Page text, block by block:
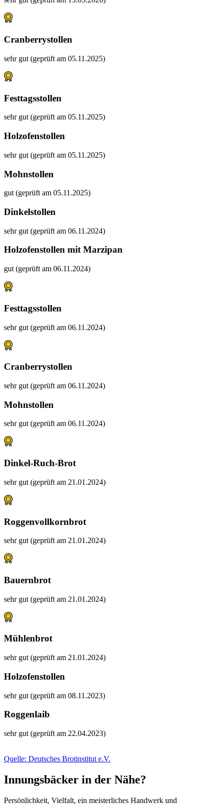
Cranberrystollen
sehr gut (geprüft am 05.11.2025)
Festtagsstollen
sehr gut (geprüft am 05.11.2025)
Holzofenstollen
sehr gut (geprüft am 05.11.2025)
Mohnstollen
gut (geprüft am 05.11.2025)
Dinkelstollen
sehr gut (geprüft am 06.11.2024)
Holzofenstollen mit Marzipan
gut (geprüft am 06.11.2024)
Festtagsstollen
sehr gut (geprüft am 06.11.2024)
Cranberrystollen
sehr gut (geprüft am 06.11.2024)
Mohnstollen
sehr gut (geprüft am 06.11.2024)
Dinkel-Ruch-Brot
sehr gut (geprüft am 21.01.2024)
Roggenvollkornbrot
sehr gut (geprüft am 21.01.2024)
Bauernbrot
sehr gut (geprüft am 21.01.2024)
Mühlenbrot
sehr gut (geprüft am 21.01.2024)
Holzofenstollen
sehr gut (geprüft am 08.11.2023)
Roggenlaib
sehr gut (geprüft am 22.04.2023)
Quelle: Deutsches Brotinstitut e.V.
Innungsbäcker in der Nähe?
Persönlichkeit, Vielfalt, ein meisterliches Handwerk und